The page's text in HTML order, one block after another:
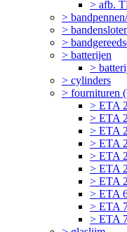
> afb.
>
>
>
> batterijen
>
> cylinders
> fournituren
> ETA
> ETA
> ETA
> ETA
> ETA
> ETA
> ETA
> ETA
> ETA
> ETA